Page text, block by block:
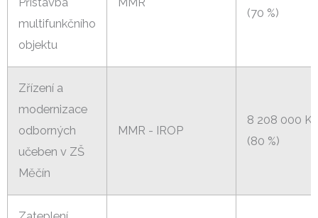
multifunkčního
objektu
(70 %)
Zřízení a
modernizace
odborných
učeben v ZŠ
Měčín
MMR - IROP
8 208 000 Kč
(80 %)